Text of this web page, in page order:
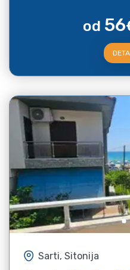
od 56
Sarti, Sitonija